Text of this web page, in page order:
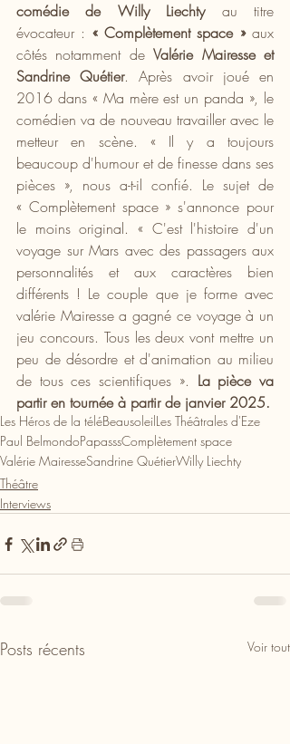
comédie de Willy Liechty au titre
évocateur : « Complètement space » aux
côtés notamment de Valérie Mairesse et
Sandrine Quétier. Après avoir joué en
2016 dans « Ma mère est un panda », le
comédien va de nouveau travailler avec le
metteur en scène. « Il y a toujours
beaucoup d'humour et de finesse dans ses
pièces », nous a-t-il confié. Le sujet de
« Complètement space » s'annonce pour
le moins original. « C'est l'histoire d'un
voyage sur Mars avec des passagers aux
personnalités et aux caractères bien
différents ! Le couple que je forme avec
valérie Mairesse a gagné ce voyage à un
jeu concours. Tous les deux vont mettre un
peu de désordre et d'animation au milieu
de tous ces scientifiques ». La pièce va
partir en tournée à partir de janvier 2025.
Les Héros de la téléBeausoleilLes Théâtrales d'Eze
Paul BelmondoPapasssComplètement space
Valérie MairesseSandrine QuétierWilly Liechty
Théâtre
Interviews
Posts récents Voir tout